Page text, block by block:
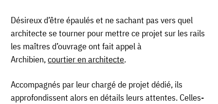
Désireux d’être épaulés et ne sachant pas vers quel
architecte se tourner pour mettre ce projet sur les rails
les maîtres d’ouvrage ont fait appel à
Archibien,courtier en architecte.
Accompagnés par leur chargé de projet dédié, ils
approfondissent alors en détails leurs attentes. Celles-